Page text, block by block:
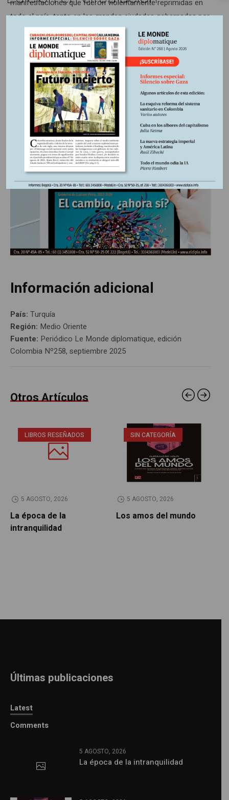
manifestaciones que fueron violentamente reprimidas en
todo el país, tanto en las grandes ciudades gobernadas por
el CHP como en los centros urbanos tradicionalmente
favorables al Partido de la Justicia y el Desarrollo (AKP), la
formación de Erdoğan.
Información adicional
País: Turquía
Región: Medio Oriente
Fuente: Periódico Le Monde diplomatique, edición
Colombia Nº258, septiembre 2025
Otros Artículos
LIBROS RESEÑADOS
5 AGOSTO, 2026
La época de la
intranquilidad
SIN CATEGORÍA
5 AGOSTO, 2026
Los amos del mundo
Últimas publicaciones
Latest
Comments
5 AGOSTO, 2026
La época de la intranquilidad